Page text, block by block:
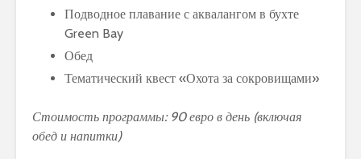
Подводное плавание с аквалангом в бухте
Green Bay
Обед
Тематический квест «Охота за сокровищами»
Стоимость программы: 90 евро в день (включая
обед и напитки)